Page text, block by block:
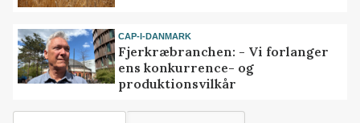
CAP-I-DANMARK
Fjerkræbranchen: - Vi forlanger
ens konkurrence- og
produktionsvilkår